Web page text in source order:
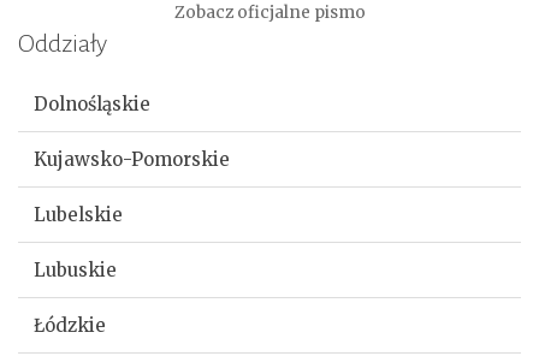
Zobacz oficjalne pismo
Oddziały
Dolnośląskie
Kujawsko-Pomorskie
Lubelskie
Lubuskie
Łódzkie